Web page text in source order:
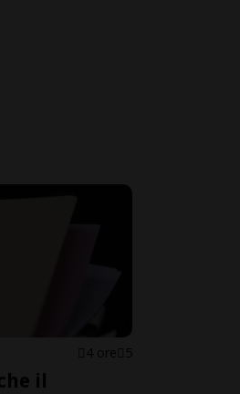
4 ore 5
il